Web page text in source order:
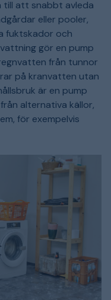
till att snabbt avleda
eller pooler,
fuktskador och
gör en pump
från tunnor
på kranvatten utan
är en pump
alternativa källor,
för exempelvis